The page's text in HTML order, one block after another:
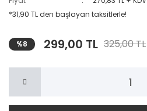
*31,90 TL den başlayan taksitlerle!
%8 299,00 TL 325,00 TL